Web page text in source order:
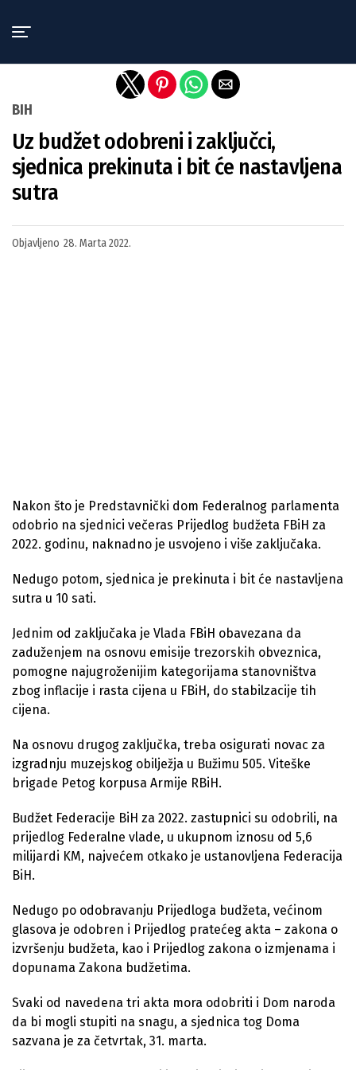
BIH
Uz budžet odobreni i zaključci,
sjednica prekinuta i bit će nastavljena
sutra
Objavljeno 28. Marta 2022.
Nakon što je Predstavnički dom Federalnog parlamenta
odobrio na sjednici večeras Prijedlog budžeta FBiH za
2022. godinu, naknadno je usvojeno i više zaključaka.
Nedugo potom, sjednica je prekinuta i bit će nastavljena
sutra u 10 sati.
Jednim od zaključaka je Vlada FBiH obavezana da
zaduženjem na osnovu emisije trezorskih obveznica,
pomogne najugroženijim kategorijama stanovništva
zbog inflacije i rasta cijena u FBiH, do stabilzacije tih
cijena.
Na osnovu drugog zaključka, treba osigurati novac za
izgradnju muzejskog obilježja u Bužimu 505. Viteške
brigade Petog korpusa Armije RBiH.
Budžet Federacije BiH za 2022. zastupnici su odobrili, na
prijedlog Federalne vlade, u ukupnom iznosu od 5,6
milijardi KM, najvećem otkako je ustanovljena Federacija
BiH.
Nedugo po odobravanju Prijedloga budžeta, većinom
glasova je odobren i Prijedlog pratećeg akta – zakona o
izvršenju budžeta, kao i Prijedlog zakona o izmjenama i
dopunama Zakona budžetima.
Svaki od navedena tri akta mora odobriti i Dom naroda
da bi mogli stupiti na snagu, a sjednica tog Doma
sazvana je za četvrtak, 31. marta.